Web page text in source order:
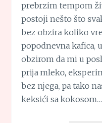
prebrzim tempom
postoji nešto što
bez obzira koliko
popodnevna kafica,
obzirom da mi u
prija mleko,
bez njega, pa tako
keksići sa